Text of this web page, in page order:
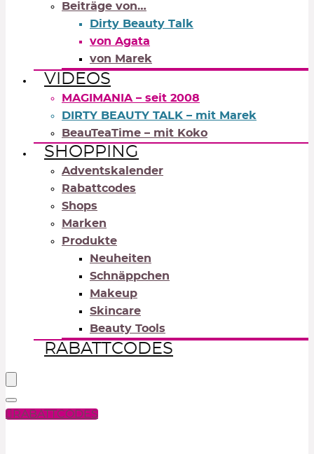
Beiträge von…
Dirty Beauty Talk
von Agata
von Marek
VIDEOS
MAGIMANIA – seit 2008
DIRTY BEAUTY TALK – mit Marek
BeauTeaTime – mit Koko
SHOPPING
Adventskalender
Rabattcodes
Shops
Marken
Produkte
Neuheiten
Schnäppchen
Makeup
Skincare
Beauty Tools
RABATTCODES
RABATTCODES